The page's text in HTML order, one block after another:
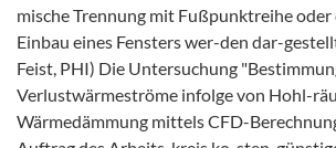
mische Trennung mit Fußpunktreihe
Einbau eines Fensters wer-den dar-
Feist, PHI) Die Untersuchung
Verlustwärmeströme infolge von Hohl-
Wärmedämmung mittels CFD-